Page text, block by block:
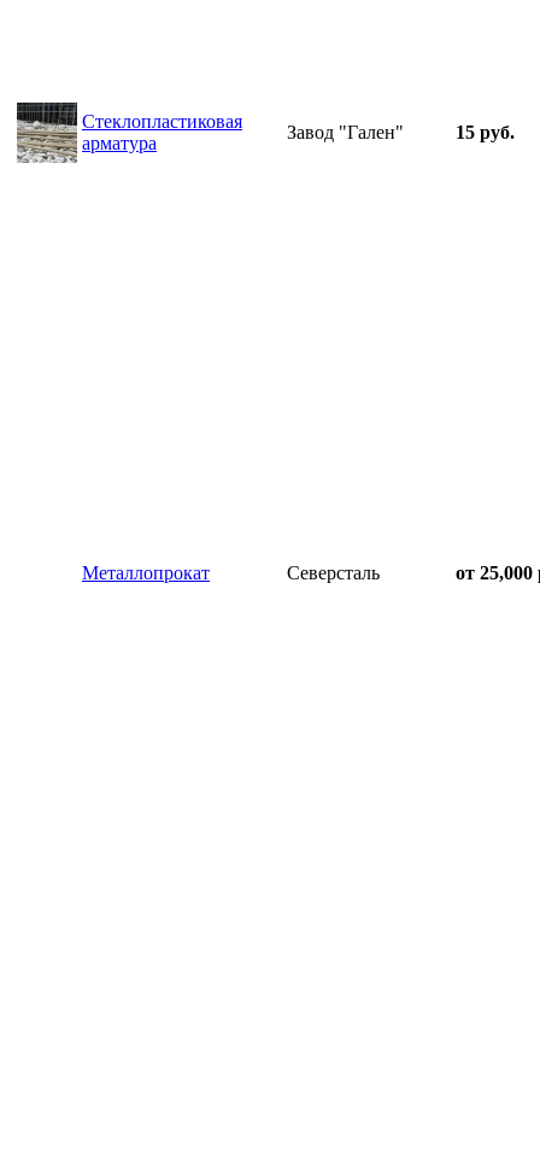
Стеклопластиковая
арматура
Завод "Гален" 15 руб.
Металлопрокат Северсталь от 25,000